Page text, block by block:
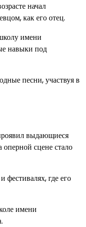
начал
как его отец.
имени
навыки под
песни, участвуя в
выдающиеся
сцене стало
фестивалях, где его
имени